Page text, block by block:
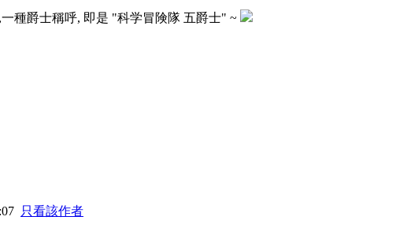
一種爵士稱呼, 即是 "科学冒険隊 五爵士" ~
只看該作者